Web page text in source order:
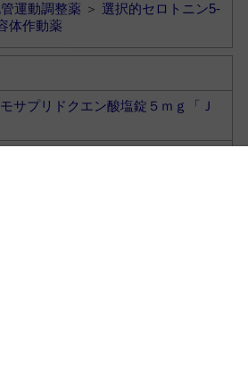
運動調整薬 ＞選択的セロトニン5-
体作動薬
モサプリドクエン酸塩錠５ｍｇ「Ｊ